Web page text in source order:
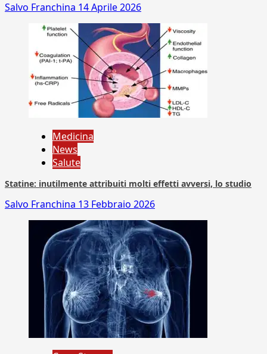
Salvo Franchina 14 Aprile 2026
Medicina
News
Salute
Statine: inutilmente attribuiti molti effetti avversi, lo studio
Salvo Franchina 13 Febbraio 2026